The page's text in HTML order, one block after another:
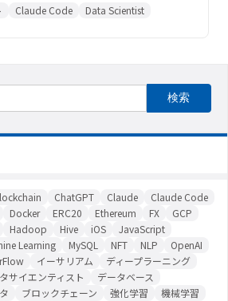
Claude Code Data Scientist
ChatGPT Claude
Claude Code
Docker ERC20 Ethereum FX
GCP
Hadoop Hive iOS
JavaScript
Learning MySQL NFT NLP
OpenAI
イーサリアム
ディープラーニング
サイエンティスト
データベース
ブロックチェーン 強化学習
機械学習